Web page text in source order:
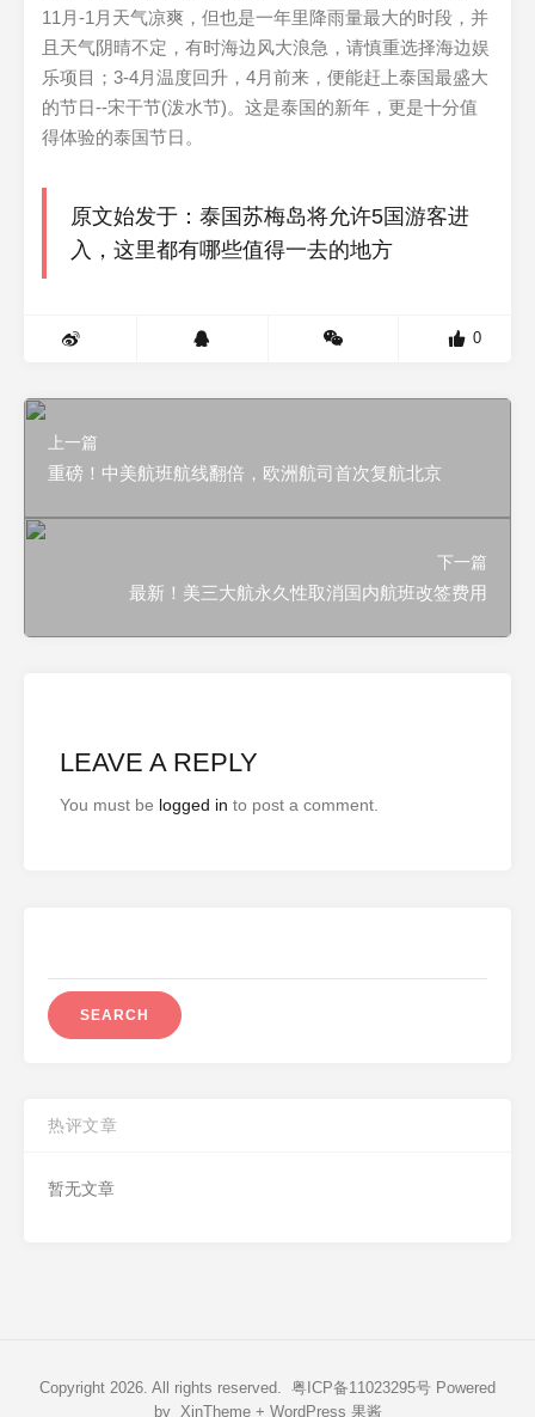
11月-1月天气凉爽，但也是一年里降雨量最大的时段，并
且天气阴晴不定，有时海边风大浪急，请慎重选择海边娱
乐项目；3-4月温度回升，4月前来，便能赶上泰国最盛大
的节日--宋干节(泼水节)。这是泰国的新年，更是十分值
得体验的泰国节日。
原文始发于：泰国苏梅岛将允许5国游客进
入，这里都有哪些值得一去的地方
0
上一篇
重磅！中美航班航线翻倍，欧洲航司首次复航北京
下一篇
最新！美三大航永久性取消国内航班改签费用
LEAVE A REPLY
You must be logged in to post a comment.
热评文章
暂无文章
Copyright 2026. All rights reserved. 粤ICP备11023295号 Powered
by XinTheme+ WordPress 果酱